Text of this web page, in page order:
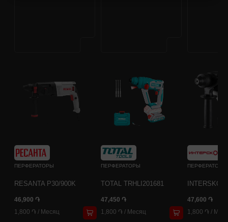
ПЕРФЕРАТОРЫ
RESANTA P30/900K
46,900 ֏
1,800 ֏ / Месяц
ПЕРФЕРАТОРЫ
TOTAL TRHLI201681
47,450 ֏
1,800 ֏ / Месяц
ПЕРФЕРАТОРЫ
47,600 ֏
1,800 ֏ /